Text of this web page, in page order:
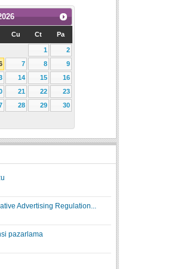
Cu Ct Pa
1
2
7 8
9
14 15
16
21 22
23
28 29
30
Advertising Regulation...
pazarlama